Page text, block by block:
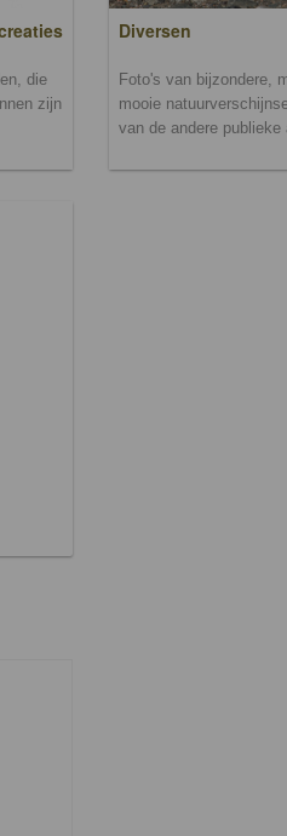
die
zijn
Diversen
Foto's van bijzondere,
mooie
van de andere